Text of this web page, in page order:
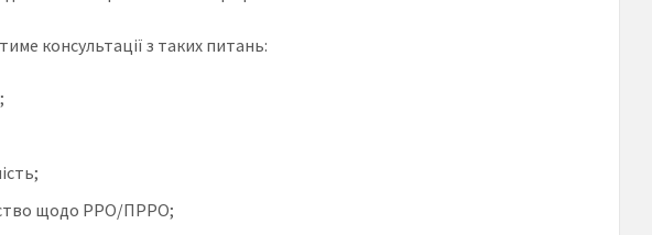
консультації з таких питань:
щодо РРО/ПРРО;